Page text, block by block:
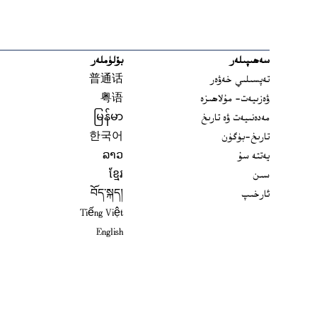
سەھىپىلەر
تەپسىلىي خەۋەر
ۋەزىيەت- مۇلاھىزە
مەدەنىيەت ۋە تارىخ
تارىخ-بۈگۈن
يەتتە سۇ
سىن
ئارخىپ
بۆلۈملەر
普通话
粤语
မြန်မာ
한국어
ລາວ
ខ្មែរ
བོད་སྐད།
Tiếng Việt
English